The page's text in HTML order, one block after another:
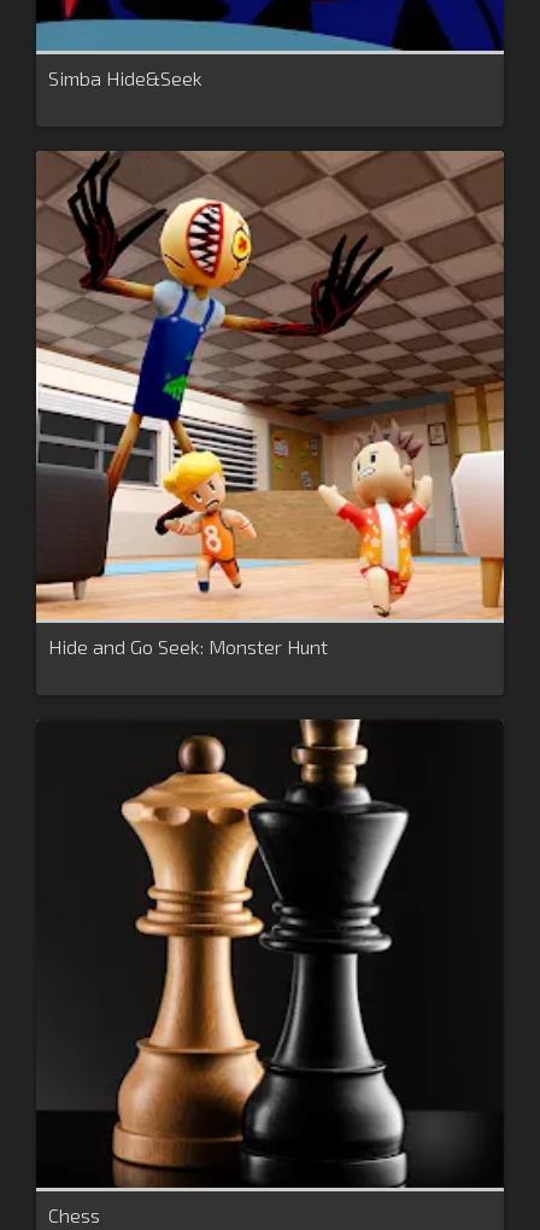
Simba Hide&Seek
Hide and Go Seek: Monster Hunt
Chess